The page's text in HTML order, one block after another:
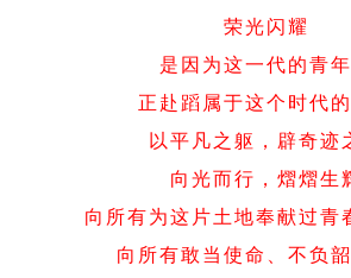
荣光闪耀
是因为这一代的青
正赴蹈属于这个时代
以平凡之躯，辟奇迹
向光而行，熠熠生
向所有为这片土地奉献过青
向所有敢当使命、不负